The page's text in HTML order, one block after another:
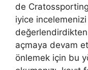
de
iyice
açmaya devam
önlemek için bu